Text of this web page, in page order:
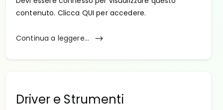
contenuto. Clicca QUI per accedere.
Continua a leggere...
Driver e Strumenti